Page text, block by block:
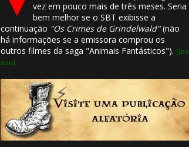
vez em pouco mais de três meses. Seria
bem melhor se o SBT exibisse a
continuação "Os Crimes de Grindelwald"(não
há informações se a emissora comprou os
outros filmes da saga "Animais Fantásticos"). [Leia
mais]